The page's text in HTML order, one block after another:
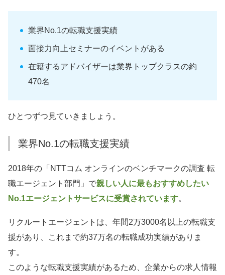
業界No.1の転職支援実績
面接力向上セミナーのイベントがある
在籍するアドバイザーは業界トップクラスの約
470名
ひとつずつ見ていきましょう。
業界No.1の転職支援実績
2018年の「NTTコム オンラインのベンチマークの調査 転
職エージェント部門」で親しい人に最もおすすめしたい
No.1エージェントサービスに受賞されています。
リクルートエージェントは、年間2万3000名以上の転職支
援があり、これまで約37万名の転職成功実績がありま
す。
このような転職支援実績があるため、企業からの求人情報